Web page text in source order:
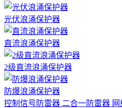
光伏浪涌保护器
直流浪涌保护器
2级直流浪涌保护器
防爆浪涌保护器
控制信号防雷器 二合一防雷器